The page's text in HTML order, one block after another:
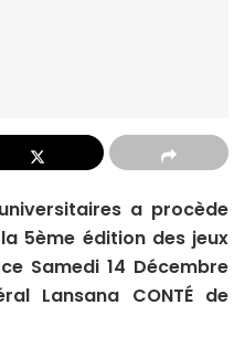
a procède
5ème édition des jeux
Samedi 14 Décembre
Lansana CONTÉ de